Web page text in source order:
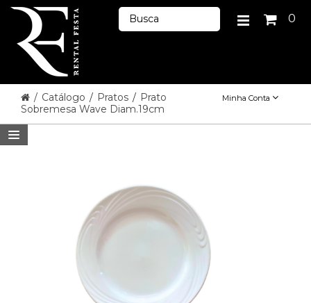
0
/ Catálogo / Pratos / Prato
Sobremesa Wave Diam.19cm
Minha Conta